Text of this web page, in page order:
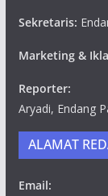
Sekretaris:
Marketing &
Reporter:
Aryadi, Endang
ALAMAT
Email: